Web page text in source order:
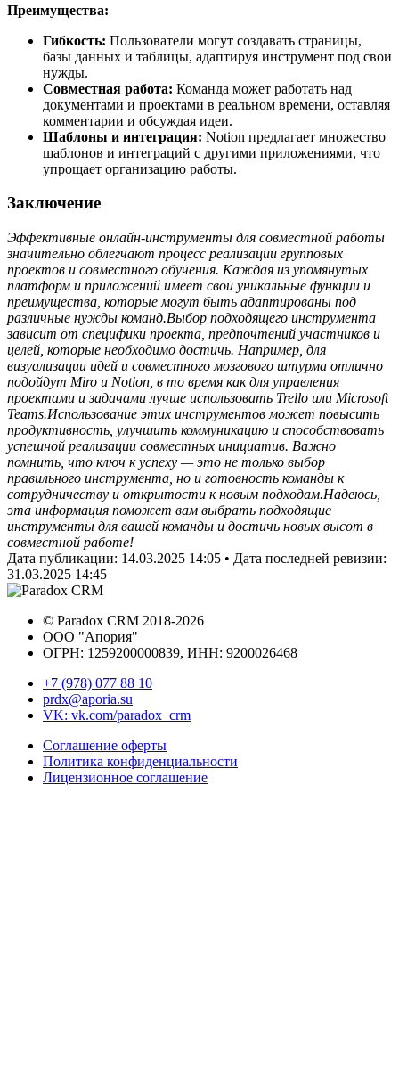
Преимущества:
Гибкость: Пользователи могут создавать страницы,
базы данных и таблицы, адаптируя инструмент под свои
нужды.
Совместная работа: Команда может работать над
документами и проектами в реальном времени, оставляя
комментарии и обсуждая идеи.
Шаблоны и интеграция: Notion предлагает множество
шаблонов и интеграций с другими приложениями, что
упрощает организацию работы.
Заключение
Эффективные онлайн-инструменты для совместной работы
значительно облегчают процесс реализации групповых
проектов и совместного обучения. Каждая из упомянутых
платформ и приложений имеет свои уникальные функции и
преимущества, которые могут быть адаптированы под
различные нужды команд.Выбор подходящего инструмента
зависит от специфики проекта, предпочтений участников и
целей, которые необходимо достичь. Например, для
визуализации идей и совместного мозгового штурма отлично
подойдут Miro и Notion, в то время как для управления
проектами и задачами лучше использовать Trello или Microsoft
Teams.Использование этих инструментов может повысить
продуктивность, улучшить коммуникацию и способствовать
успешной реализации совместных инициатив. Важно
помнить, что ключ к успеху — это не только выбор
правильного инструмента, но и готовность команды к
сотрудничеству и открытости к новым подходам.Надеюсь,
эта информация поможет вам выбрать подходящие
инструменты для вашей команды и достичь новых высот в
совместной работе!
Дата публикации: 14.03.2025 14:05 • Дата последней ревизии:
31.03.2025 14:45
© Paradox CRM 2018-2026
ООО "Апория"
ОГРН: 1259200000839, ИНН: 9200026468
+7 (978) 077 88 10
prdx@aporia.su
VK: vk.com/paradox_crm
Соглашение оферты
Политика конфиденциальности
Лицензионное соглашение